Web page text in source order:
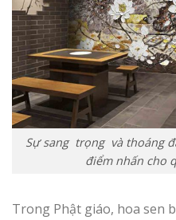
Sự sang trọng và thoáng
điểm nhấn cho
Trong Phật giáo, hoa sen